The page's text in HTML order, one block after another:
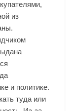
из
и политике.
туда или